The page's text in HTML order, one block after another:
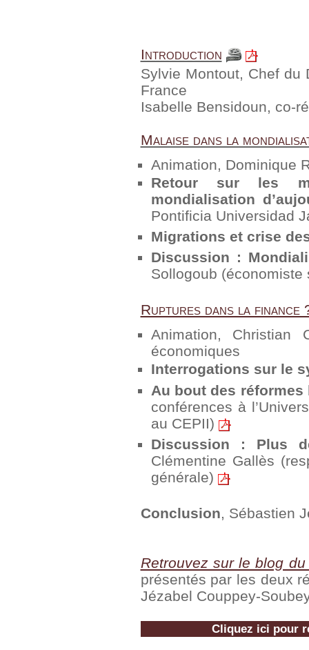
Introduction
Sylvie Montout, Chef du
France
Isabelle Bensidoun, co-
Malaise dans la
Animation, Dominique
Retour sur les
mondialisation
Pontificia Universidad
Migrations et crise
Discussion :
Sollogoub
Ruptures dans la finance
Animation, Christian
économiques
Interrogations sur le
Au bout des
conférences à
au CEPII)
Discussion : Plus
Clémentine Gallès
générale)
Conclusion, Sébastien
Retrouvez sur le blog
présentés par les deux
Jézabel Couppey-
Cliquez ici pour